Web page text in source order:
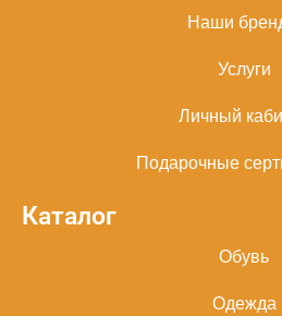
Наши
Услуги
Личный
Подарочные
Каталог
Обувь
Одежда